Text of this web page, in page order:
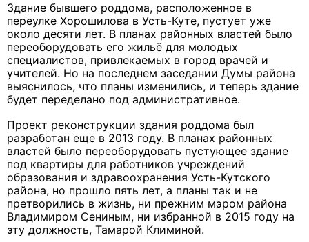
Здание бывшего роддома, расположенное в
переулке Хорошилова в Усть-Куте, пустует уже
около десяти лет. В планах районных властей было
переоборудовать его жильё для молодых
специалистов, привлекаемых в город врачей и
учителей. Но на последнем заседании Думы района
выяснилось, что планы изменились, и теперь здание
будет переделано под административное.
Проект реконструкции здания роддома был
разработан еще в 2013 году. В планах районных
властей было переоборудовать пустующее здание
под квартиры для работников учреждений
образования и здравоохранения Усть-Кутского
района, но прошло пять лет, а планы так и не
претворились в жизнь, ни прежним мэром района
Владимиром Сениным, ни избранной в 2015 году на
эту должность, Тамарой Климиной.